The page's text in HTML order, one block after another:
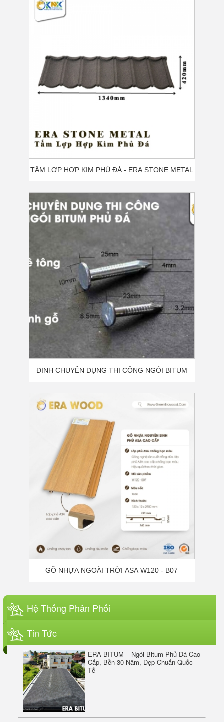
ĐINH CHUYÊN DỤNG THI CÔNG NGÓI BITUM
PHỦ ĐÁ
GỖ NHỰA NGOÀI TRỜI ASA W120 - B07
ERASIL SILICONE SEALANT A300
Hệ Thống Phân Phối
Tin Tức
Gỗ Nhựa Phủ ASA Là Gì? Cấu Tạo,
Ưu Điểm Và Lý Do Trở Thành Xu
Hướng Vật Liệu Ngoài Trời Cao Cấp
Keo ERABOND – Giải pháp keo dán
đa năng tốt nhất hiện nay
Tế
Tấm Ốp Than Tre Kỷ Nguyên Xanh –
Giải Pháp Vật Liệu Xanh Cao Cấp Cho
Nội Thất & Ngoại Thất